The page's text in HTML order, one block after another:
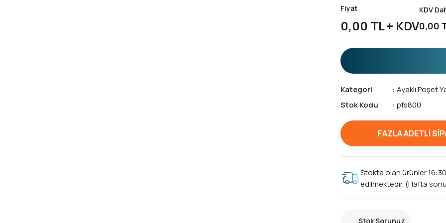
Fiyat
0,00 TL + KDV
KDV
0,00
Kategori
Ayaklı Poşet
Stok Kodu
pfs800
FAZLA ADETLİ
Stokta olan ürünler
edilmektedir. (Hafta
Stok Sorunuz